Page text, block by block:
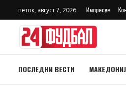
петок, август 7, 2026 Импресум
ПОСЛЕДНИ ВЕСТИ